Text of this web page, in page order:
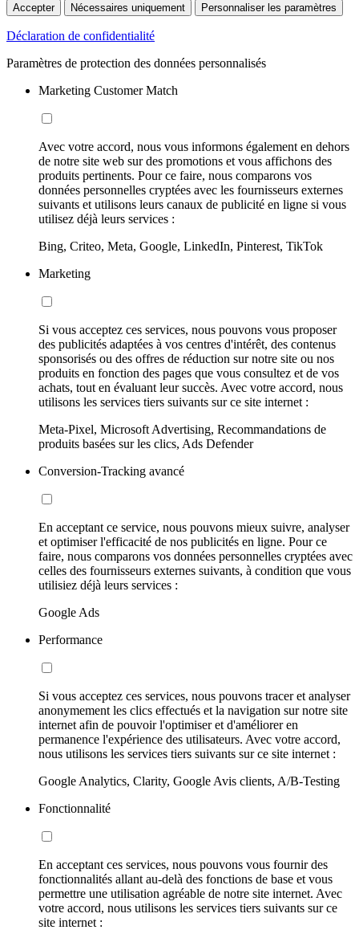
Accepter Nécessaires uniquement Personnaliser les paramètres
Déclaration de confidentialité
Paramètres de protection des données personnalisés
Marketing Customer Match
Avec votre accord, nous vous informons également en dehors
de notre site web sur des promotions et vous affichons des
produits pertinents. Pour ce faire, nous comparons vos
données personnelles cryptées avec les fournisseurs externes
suivants et utilisons leurs canaux de publicité en ligne si vous
utilisez déjà leurs services :
Bing, Criteo, Meta, Google, LinkedIn, Pinterest, TikTok
Marketing
Si vous acceptez ces services, nous pouvons vous proposer
des publicités adaptées à vos centres d'intérêt, des contenus
sponsorisés ou des offres de réduction sur notre site ou nos
produits en fonction des pages que vous consultez et de vos
achats, tout en évaluant leur succès. Avec votre accord, nous
utilisons les services tiers suivants sur ce site internet :
Meta-Pixel, Microsoft Advertising, Recommandations de
produits basées sur les clics, Ads Defender
Conversion-Tracking avancé
En acceptant ce service, nous pouvons mieux suivre, analyser
et optimiser l'efficacité de nos publicités en ligne. Pour ce
faire, nous comparons vos données personnelles cryptées avec
celles des fournisseurs externes suivants, à condition que vous
utilisiez déjà leurs services :
Google Ads
Performance
Si vous acceptez ces services, nous pouvons tracer et analyser
anonymement les clics effectués et la navigation sur notre site
internet afin de pouvoir l'optimiser et d'améliorer en
permanence l'expérience des utilisateurs. Avec votre accord,
nous utilisons les services tiers suivants sur ce site internet :
Google Analytics, Clarity, Google Avis clients, A/B-Testing
Fonctionnalité
En acceptant ces services, nous pouvons vous fournir des
fonctionnalités allant au-delà des fonctions de base et vous
permettre une utilisation agréable de notre site internet. Avec
votre accord, nous utilisons les services tiers suivants sur ce
site internet :